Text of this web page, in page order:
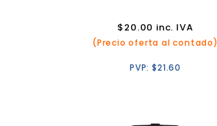
$20.00 inc. IVA
(Precio oferta al contado)
PVP:$21.60